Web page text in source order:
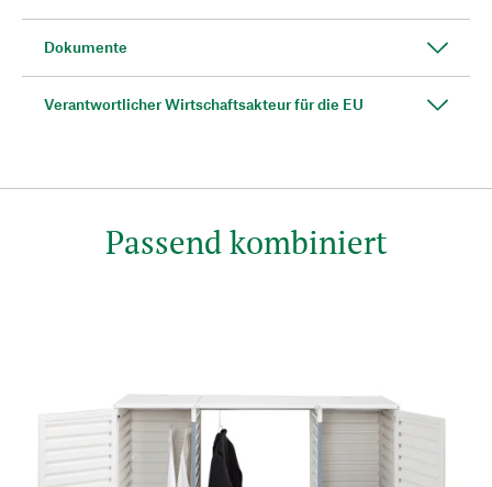
Dokumente
Verantwortlicher Wirtschaftsakteur für die EU
Passend kombiniert